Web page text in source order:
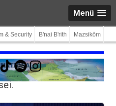
Menü
& Security B'nai B'rith Mazsiköm
SpotifyInstagram